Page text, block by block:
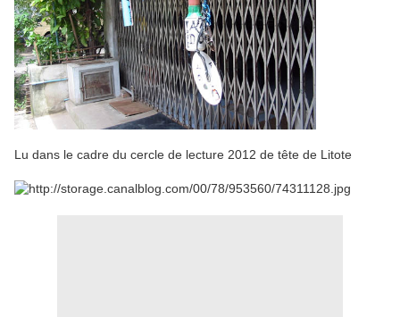
Lu dans le cadre du cercle de lecture 2012 de tête de Litote